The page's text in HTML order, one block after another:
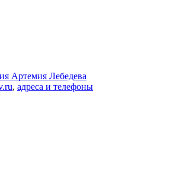
Артемия Лебедева
, адреса и телефоны